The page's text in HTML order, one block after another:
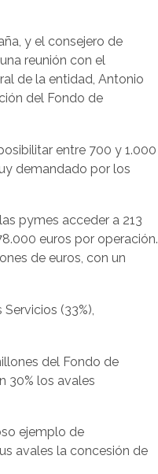
y el consejero de
reunión con el
de la entidad, Antonio
del Fondo de
entre 700 y 1.000
demandado por los
pymes acceder a 213
euros por operación.
de euros, con un
(33%),
del Fondo de
30% los avales
ejemplo de
avales la concesión de